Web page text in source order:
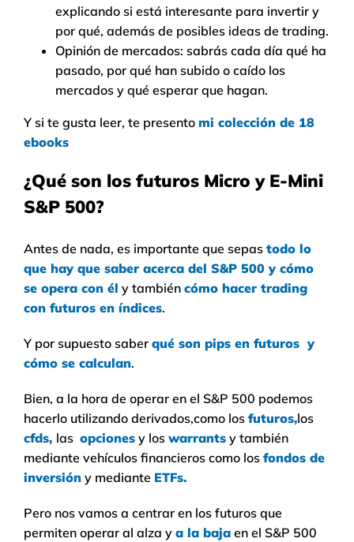
explicando si está interesante para invertir y
por qué, además de posibles ideas de trading.
Opinión de mercados: sabrás cada día qué ha
pasado, por qué han subido o caído los
mercados y qué esperar que hagan.
Y si te gusta leer, te presento mi colección de 18
ebooks
¿Qué son los futuros Micro y E-Mini
S&P 500?
Antes de nada, es importante que sepas todo lo
que hay que saber acerca del S&P 500 y cómo
se opera con él y también cómo hacer trading
con futuros en índices.
Y por supuesto saber qué son pips en futuros y
cómo se calculan.
Bien, a la hora de operar en el S&P 500 podemos
hacerlo utilizando derivados,como los futuros,los
cfds, las opciones y los warrants y también
mediante vehículos financieros como los fondos de
inversión y mediante ETFs.
Pero nos vamos a centrar en los futuros que
permiten operar al alza y a la baja en el S&P 500